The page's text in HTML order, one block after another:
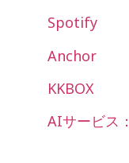
Spotify
Anchor
KKBOX
AIサービス